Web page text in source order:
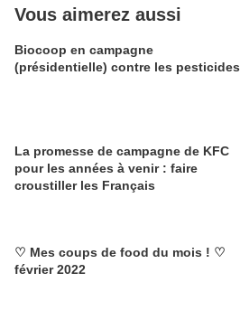
Vous aimerez aussi
Biocoop en campagne
(présidentielle) contre les pesticides
La promesse de campagne de KFC
pour les années à venir : faire
croustiller les Français
♡ Mes coups de food du mois ! ♡
février 2022